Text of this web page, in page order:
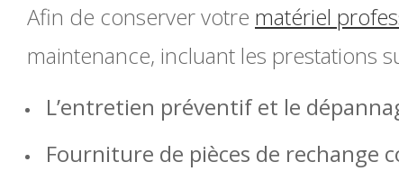
Afin de conserver votre matériel
maintenance, incluant les prestations
L’entretien préventif et le
Fourniture de pièces de rechange